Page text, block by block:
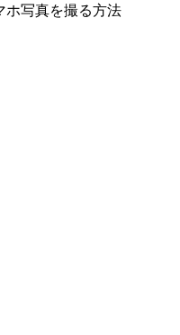
ホ写真を撮る方法